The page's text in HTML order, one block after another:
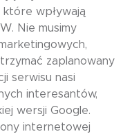
wpływają
Nie musimy
zaplanowany
serwisu nasi
interesantów,
wersji Google.
internetowej